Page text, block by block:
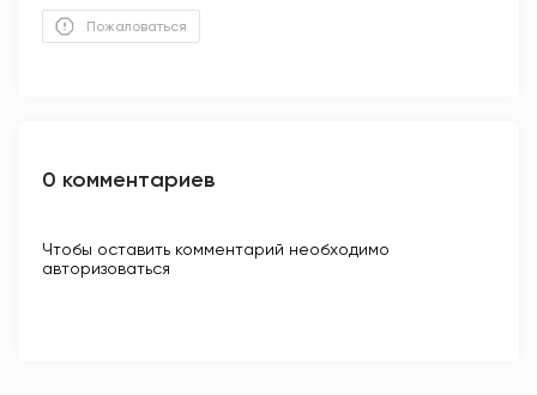
Пожаловаться
0 комментариев
Чтобы оставить комментарий необходимо
авторизоваться